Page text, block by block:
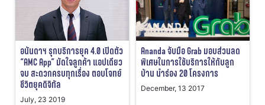
อนันดาฯ รุกบริการยุค 4.0 เปิดตัว
“AMC App” มัดใจลูกค้า แอปเดียว
จบ สะดวกครบทุกเรื่อง ตอบโจทย์
ชีวิตยุคดิจิทัล
July, 23 2019
Ananda จับมือ Grab มอบส่วนลด
พิเศษในการใช้บริการให้กับลูก
บ้าน นำร่อง 20 โครงการ
December, 13 2017